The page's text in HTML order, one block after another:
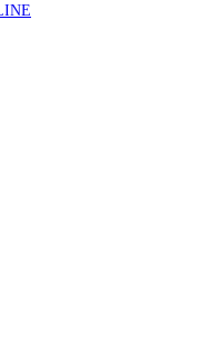
Cardio – Sintoniza-
da Bayer
cancro do pulmão são
um investimento
saúde”
de Lp(a), revela estudo